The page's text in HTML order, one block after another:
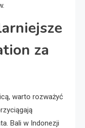
za
warto rozważyć
Bali w Indonezji